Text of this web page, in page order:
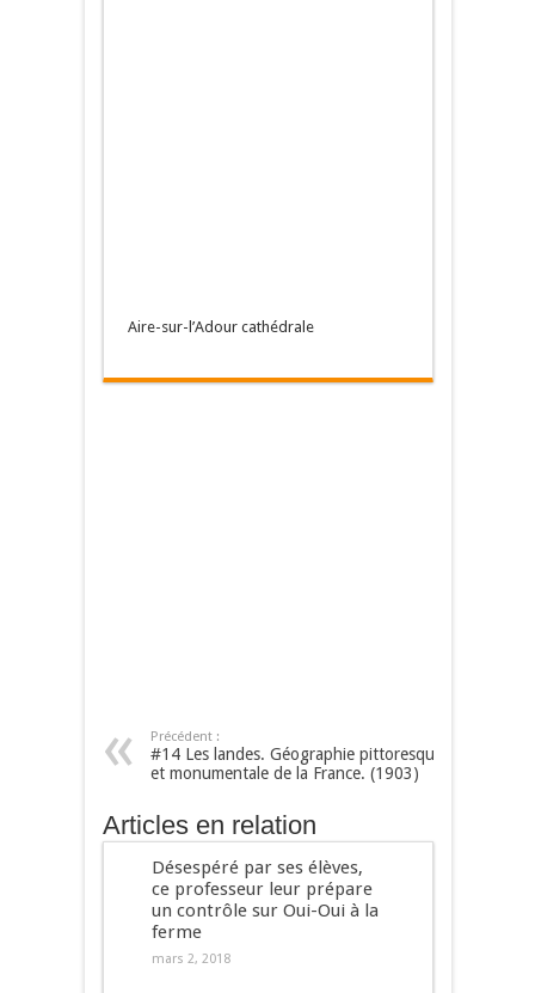
Aire-sur-l’Adour cathédrale
Précédent :
#14 Les landes. Géographie pittoresque
et monumentale de la France. (1903)
Articles en relation
Désespéré par ses élèves,
ce professeur leur prépare
un contrôle sur Oui-Oui à la
ferme
mars 2, 2018